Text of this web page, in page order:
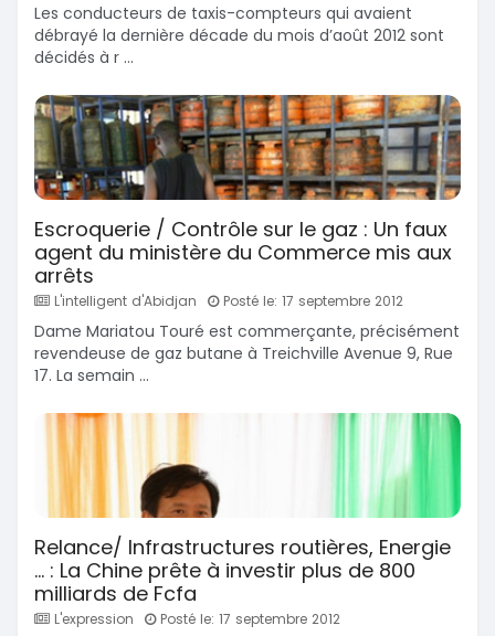
Les conducteurs de taxis-compteurs qui avaient
débrayé la dernière décade du mois d’août 2012 sont
décidés à r ...
Escroquerie / Contrôle sur le gaz : Un faux
agent du ministère du Commerce mis aux
arrêts
L'intelligent d'Abidjan Posté le: 17 septembre 2012
Dame Mariatou Touré est commerçante, précisément
revendeuse de gaz butane à Treichville Avenue 9, Rue
17. La semain ...
Relance/ Infrastructures routières, Energie
… : La Chine prête à investir plus de 800
milliards de Fcfa
L'expression Posté le: 17 septembre 2012